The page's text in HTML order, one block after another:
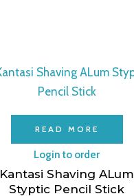
READ MORE
Login to order
Kantasi Shaving ALum
Styptic Pencil Stick